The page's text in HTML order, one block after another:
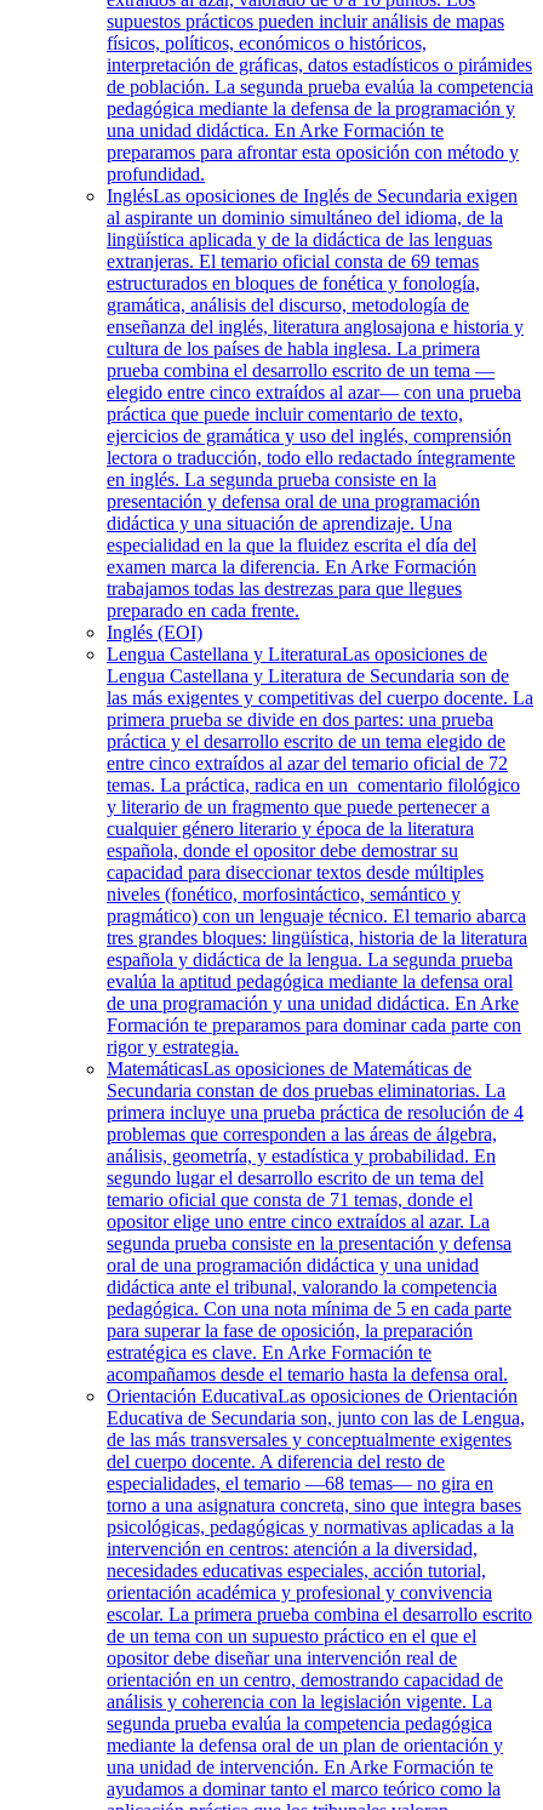
supuestos prácticos pueden incluir análisis de mapas
físicos, políticos, económicos o históricos,
interpretación de gráficas, datos estadísticos o pirámides
de población. La segunda prueba evalúa la competencia
pedagógica mediante la defensa de la programación y
una unidad didáctica. En Arke Formación te
preparamos para afrontar esta oposición con método y
profundidad.
InglésLas oposiciones de Inglés de Secundaria exigen
al aspirante un dominio simultáneo del idioma, de la
lingüística aplicada y de la didáctica de las lenguas
extranjeras. El temario oficial consta de 69 temas
estructurados en bloques de fonética y fonología,
gramática, análisis del discurso, metodología de
enseñanza del inglés, literatura anglosajona e historia y
cultura de los países de habla inglesa. La primera
prueba combina el desarrollo escrito de un tema —
elegido entre cinco extraídos al azar— con una prueba
práctica que puede incluir comentario de texto,
ejercicios de gramática y uso del inglés, comprensión
lectora o traducción, todo ello redactado íntegramente
en inglés. La segunda prueba consiste en la
presentación y defensa oral de una programación
didáctica y una situación de aprendizaje. Una
especialidad en la que la fluidez escrita el día del
examen marca la diferencia. En Arke Formación
trabajamos todas las destrezas para que llegues
preparado en cada frente.
Inglés (EOI)
Lengua Castellana y LiteraturaLas oposiciones de
Lengua Castellana y Literatura de Secundaria son de
las más exigentes y competitivas del cuerpo docente. La
primera prueba se divide en dos partes: una prueba
práctica y el desarrollo escrito de un tema elegido de
entre cinco extraídos al azar del temario oficial de 72
temas. La práctica, radica en un comentario filológico
y literario de un fragmento que puede pertenecer a
cualquier género literario y época de la literatura
española, donde el opositor debe demostrar su
capacidad para diseccionar textos desde múltiples
niveles (fonético, morfosintáctico, semántico y
pragmático) con un lenguaje técnico. El temario abarca
tres grandes bloques: lingüística, historia de la literatura
española y didáctica de la lengua. La segunda prueba
evalúa la aptitud pedagógica mediante la defensa oral
de una programación y una unidad didáctica. En Arke
Formación te preparamos para dominar cada parte con
rigor y estrategia.
MatemáticasLas oposiciones de Matemáticas de
Secundaria constan de dos pruebas eliminatorias. La
primera incluye una prueba práctica de resolución de 4
problemas que corresponden a las áreas de álgebra,
análisis, geometría, y estadística y probabilidad. En
segundo lugar el desarrollo escrito de un tema del
temario oficial que consta de 71 temas, donde el
opositor elige uno entre cinco extraídos al azar. La
segunda prueba consiste en la presentación y defensa
oral de una programación didáctica y una unidad
didáctica ante el tribunal, valorando la competencia
pedagógica. Con una nota mínima de 5 en cada parte
para superar la fase de oposición, la preparación
estratégica es clave. En Arke Formación te
acompañamos desde el temario hasta la defensa oral.
Orientación EducativaLas oposiciones de Orientación
Educativa de Secundaria son, junto con las de Lengua,
de las más transversales y conceptualmente exigentes
del cuerpo docente. A diferencia del resto de
especialidades, el temario —68 temas— no gira en
torno a una asignatura concreta, sino que integra bases
psicológicas, pedagógicas y normativas aplicadas a la
intervención en centros: atención a la diversidad,
necesidades educativas especiales, acción tutorial,
orientación académica y profesional y convivencia
escolar. La primera prueba combina el desarrollo escrito
de un tema con un supuesto práctico en el que el
opositor debe diseñar una intervención real de
orientación en un centro, demostrando capacidad de
análisis y coherencia con la legislación vigente. La
segunda prueba evalúa la competencia pedagógica
mediante la defensa oral de un plan de orientación y
una unidad de intervención. En Arke Formación te
ayudamos a dominar tanto el marco teórico como la